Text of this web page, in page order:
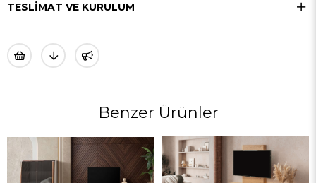
TESLIMAT VE KURULUM
Benzer Ürünler